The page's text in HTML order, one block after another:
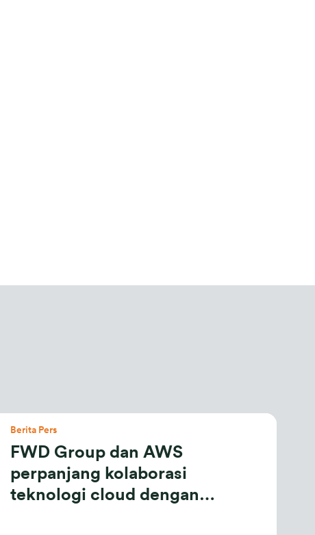
Berita Pers
FWD Group dan AWS
perpanjang kolaborasi
teknologi cloud dengan